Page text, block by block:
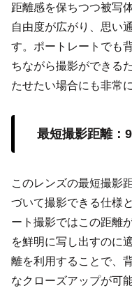
距離感を保ちつつ被写
自由度が広がり、思い
す。ポートレートでも
ちながら撮影ができる
たせたい場合にも非常
最短撮影距離：
このレンズの最短撮影
づいて撮影できる仕様
ート撮影ではこの距離
を鮮明に写し出すのに
離を利用することで、
なクローズアップが可